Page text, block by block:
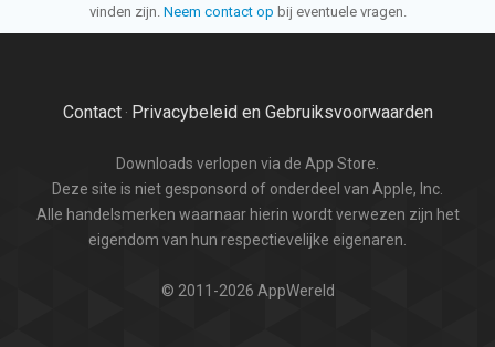
vinden zijn. Neem contact op bij eventuele vragen.
Contact· Privacybeleid en Gebruiksvoorwaarden
Downloads verlopen via de App Store.
Deze site is niet gesponsord of onderdeel van Apple, Inc.
Alle handelsmerken waarnaar hierin wordt verwezen zijn het
eigendom van hun respectievelijke eigenaren.
© 2011-2026 AppWereld